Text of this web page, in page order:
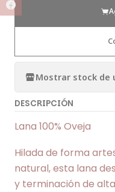
Mostrar stock de
DESCRIPCIÓN
Lana 100% Oveja
Hilada de forma
natural, esta lana
y terminación de